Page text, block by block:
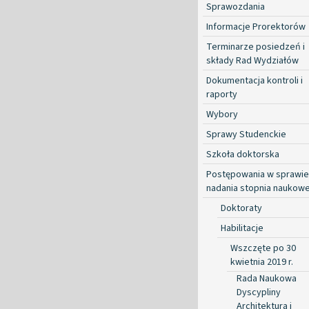
Sprawozdania
Informacje Prorektorów
Terminarze posiedzeń i
składy Rad Wydziałów
Dokumentacja kontroli i
raporty
Wybory
Sprawy Studenckie
Szkoła doktorska
Postępowania w sprawie
nadania stopnia
Doktoraty
Habilitacje
Wszczęte po 30
kwietnia 2019 r.
Rada Naukowa
Dyscypliny
Architektura i